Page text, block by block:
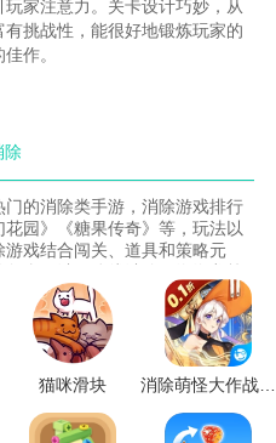
玩家注意力。关卡设计巧妙，从
挑战性，能很好地锻炼玩家的
作。
除
的消除类手游，消除游戏排行
园》《糖果传奇》等，玩法以
戏结合闯关、道具和策略元
装扮或模拟经营玩法，增加趣
游戏大多画面精美、操作简单，
功能，可与好友比拼分数或互助
广告，建议合理消费。这类合集
下载前请留意设备兼容性。
猫咪滑块